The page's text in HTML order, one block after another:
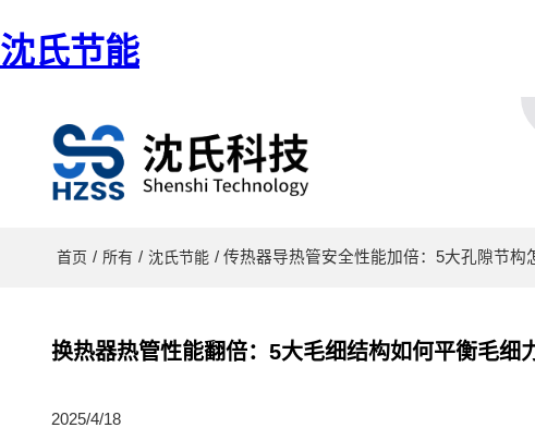
沈氏节能
首页 / 所有 / 沈氏节能 / 传热器导热管安全性能加倍：5大孔隙节构
换热器热管性能翻倍：5大毛细结构如何平衡毛细
2025/4/18